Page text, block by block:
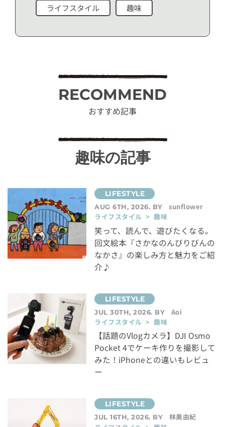
ライフスタイル 趣味
RECOMMEND
おすすめ記事
趣味の記事
AUG 6TH, 2026. BY
sunflower
ライフスタイル > 趣味
笑って、読んで、遊びたくなる。
回文絵本『さかなのんびりびんの
なかさ』の楽しみ方と魅力をご紹
介♪
JUL 30TH, 2026. BY
Aoi
ライフスタイル > 趣味
【話題のVlogカメラ】DJI Osmo
Pocket 4でケーキ作りを撮影して
みた！iPhoneとの違いもレビュ
ー
JUL 16TH, 2026. BY
林美由紀